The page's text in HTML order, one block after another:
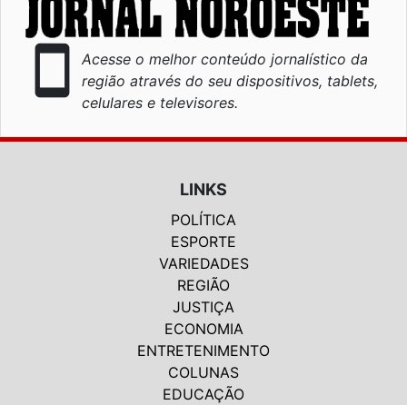
smartphone
Acesse o melhor conteúdo jornalístico da
região através do seu dispositivos, tablets,
celulares e televisores.
LINKS
POLÍTICA
ESPORTE
VARIEDADES
REGIÃO
JUSTIÇA
ECONOMIA
ENTRETENIMENTO
COLUNAS
EDUCAÇÃO